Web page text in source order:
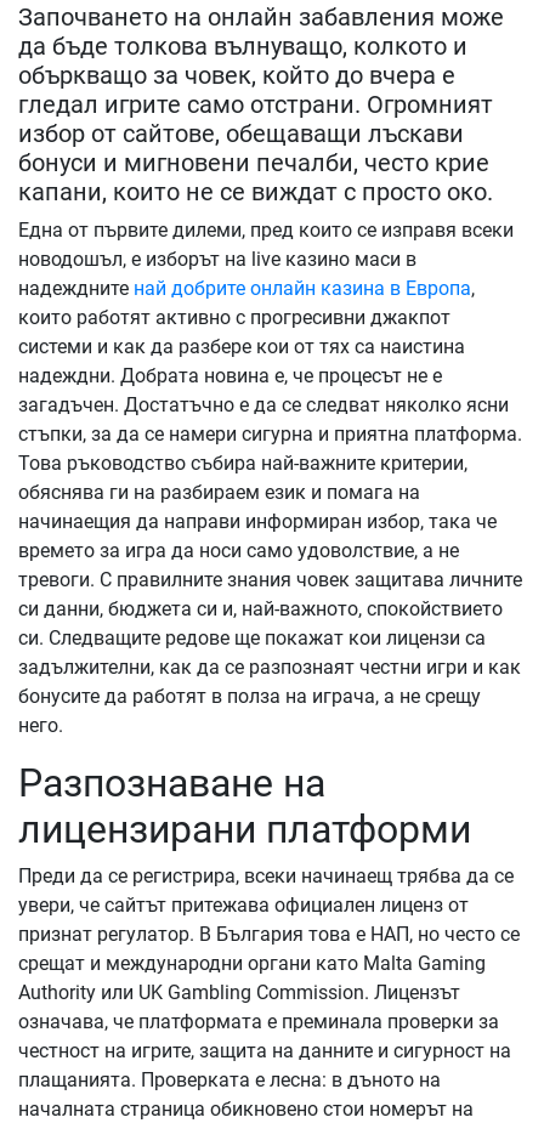
Започването на онлайн забавления може
да бъде толкова вълнуващо, колкото и
объркващо за човек, който до вчера е
гледал игрите само отстрани. Огромният
избор от сайтове, обещаващи лъскави
бонуси и мигновени печалби, често крие
капани, които не се виждат с просто око.
Една от първите дилеми, пред които се изправя всеки
новодошъл, е изборът на live казино маси в
надеждните най добрите онлайн казина в Европа,
които работят активно с прогресивни джакпот
системи и как да разбере кои от тях са наистина
надеждни. Добрата новина е, че процесът не е
загадъчен. Достатъчно е да се следват няколко ясни
стъпки, за да се намери сигурна и приятна платформа.
Това ръководство събира най-важните критерии,
обяснява ги на разбираем език и помага на
начинаещия да направи информиран избор, така че
времето за игра да носи само удоволствие, а не
тревоги. С правилните знания човек защитава личните
си данни, бюджета си и, най-важното, спокойствието
си. Следващите редове ще покажат кои лицензи са
задължителни, как да се разпознаят честни игри и как
бонусите да работят в полза на играча, а не срещу
него.
Разпознаване на
лицензирани платформи
Преди да се регистрира, всеки начинаещ трябва да се
увери, че сайтът притежава официален лиценз от
признат регулатор. В България това е НАП, но често се
срещат и международни органи като Malta Gaming
Authority или UK Gambling Commission. Лицензът
означава, че платформата е преминала проверки за
честност на игрите, защита на данните и сигурност на
плащанията. Проверката е лесна: в дъното на
началната страница обикновено стои номерът на